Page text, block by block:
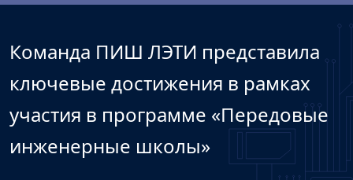
Команда ПИШ ЛЭТИ представила
ключевые достижения в рамках
участия в программе «Передовые
инженерные школы»